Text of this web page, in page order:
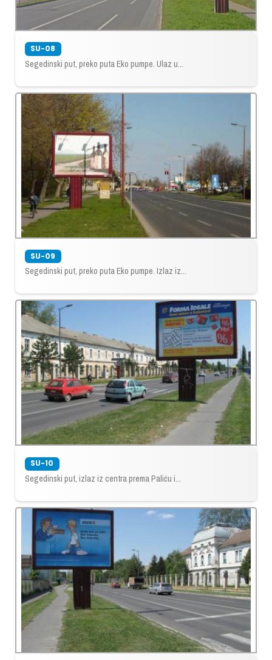
SU-08
Segedinski put, preko puta Eko pumpe. Ulaz u...
SU-09
Segedinski put, preko puta Eko pumpe. Izlaz iz...
SU-10
Segedinski put, izlaz iz centra prema Paliću i...